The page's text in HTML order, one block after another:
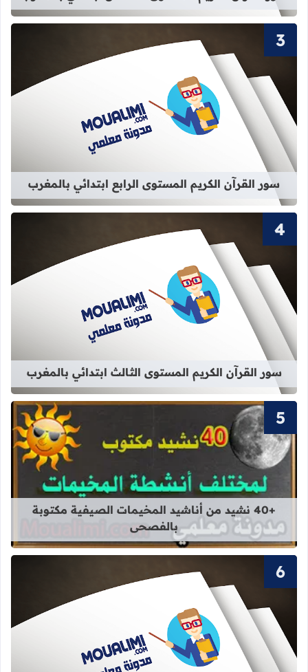
قراءة المزيد عن سور القرآن الكريم
سور القرآن الكريم المستوى الرابع ابتدائي بالمغرب
قراءة المزيد عن سور القرآن الكريم
سور القرآن الكريم المستوى الثالث ابتدائي بالمغرب
قراءة المزيد عن +40 نشيد من أناشيد المخيمات الصيفية مكتوبة بالفصحى
+40 نشيد من أناشيد المخيمات الصيفية مكتوبة
بالفصحى
قراءة المزيد عن سور القرآن الكريم